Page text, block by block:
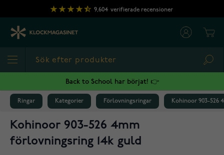
Hoppa till innehållet
9,604 verifierade recensioner
Back to School har börjat! 👉
Ringar Kategorier Förlovningsringar Kohinoor 903-526
Kohinoor 903-526 4mm
förlovningsring 14k guld